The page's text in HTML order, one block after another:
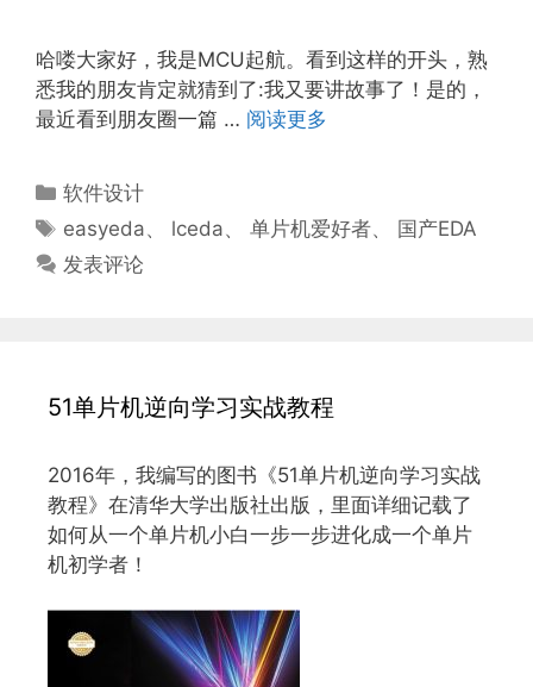
哈喽大家好，我是MCU起航。看到这样的开头，熟
悉我的朋友肯定就猜到了:我又要讲故事了！是的，
最近看到朋友圈一篇 … 阅读更多
分
软件设计
标
签
easyeda、 lceda、单片机爱好者、 国产EDA
发表评论
51单片机逆向学习实战教程
2016年，我编写的图书《51单片机逆向学习实战
教程》在清华大学出版社出版，里面详细记载了
如何从一个单片机小白一步一步进化成一个单片
机初学者！